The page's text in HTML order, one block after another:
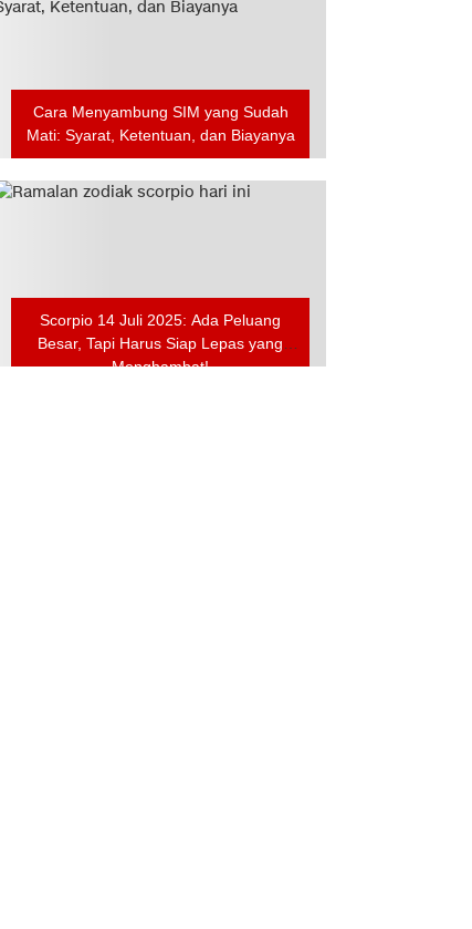
Cara Menyambung SIM yang Sudah
Mati: Syarat, Ketentuan, dan Biayanya
Scorpio 14 Juli 2025: Ada Peluang
Besar, Tapi Harus Siap Lepas yang
Menghambat!